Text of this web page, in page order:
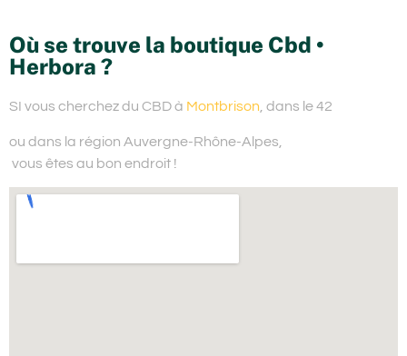
Où se trouve la boutique Cbd •
Herbora ?
SI vous cherchez du CBD à Montbrison, dans le 42
ou dans la région Auvergne-Rhône-Alpes,
vous êtes au bon endroit !